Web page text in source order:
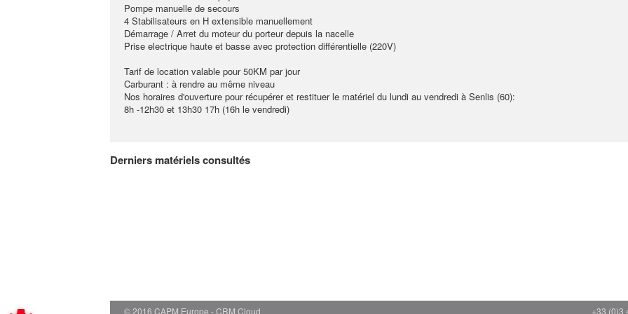
Pompe manuelle de secours
4 Stabilisateurs en H extensible manuellement
Démarrage / Arret du moteur du porteur depuis la nacelle
Prise electrique haute et basse avec protection différentielle (220V)
Tarif de location valable pour 50KM par jour
Carburant : à rendre au même niveau
Nos horaires d'ouverture pour récupérer et restituer le matériel du lundi au vendredi à Senlis (60):
8h -12h30 et 13h30 17h (16h le vendredi)
Derniers matériels consultés
© 2016 CAPM Europe CRM Cloud +33 (0)3